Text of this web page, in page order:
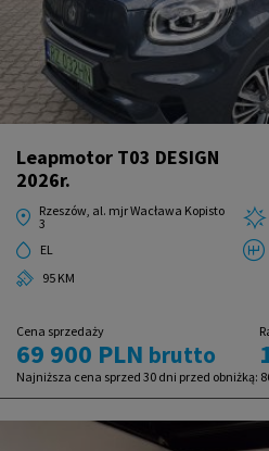
Leapmotor T03 DESIGN
2026r.
Rzeszów, al. mjr Wacława Kopisto
3
EL
95 KM
Cena sprzedaży
69 900 PLN brutto
Najniższa cena sprzed 30 dni przed obniżką: